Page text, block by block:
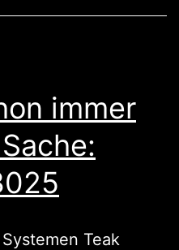
immer
Teak